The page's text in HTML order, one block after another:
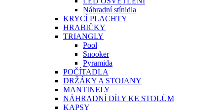
Náhradní stínidla
KRYCÍ PLACHTY
HRABIČKY
TRIANGLY
Pool
Snooker
Pyramida
POČÍTADLA
DRŽÁKY A STOJANY
MANTINELY
NÁHRADNÍ DÍLY KE STOLŮM
KAPSY